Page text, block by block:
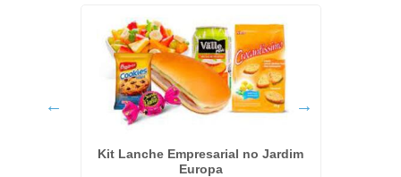
Kit Lanche Empresarial no Jardim
Europa